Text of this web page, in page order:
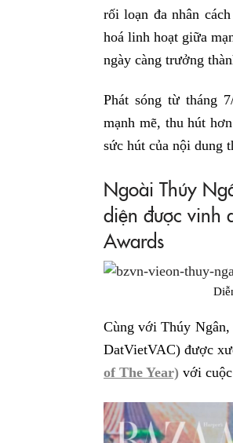
rối loạn đa nhân
hoá linh hoạt giữa
ngày càng trưởng
Phát sóng từ tháng
mạnh mẽ, thu hút
sức hút của nội dung
Ngoài Thúy
diện được vinh
Awards
Cùng với Thúy
DatVietVAC) được
of The Year) với